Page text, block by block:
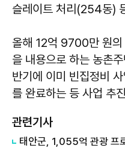
슬레이트 처리(254동)
올해 12억 9700만 원의
을 내용으로 하는 농촌
반기에 이미 빈집정비
를 완료하는 등 사업 추
관련기사
태안군, 1,055억 관광 프